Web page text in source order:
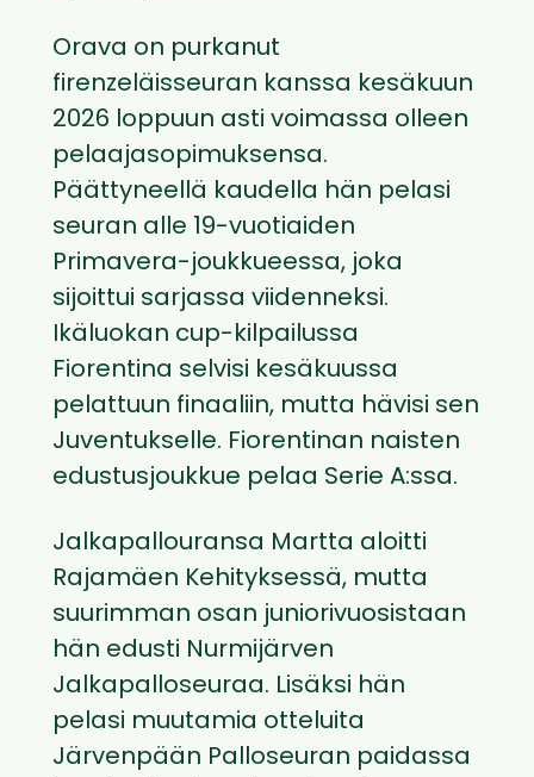
Orava on purkanut
firenzeläisseuran kanssa kesäkuun
2026 loppuun asti voimassa olleen
pelaajasopimuksensa.
Päättyneellä kaudella hän pelasi
seuran alle 19-vuotiaiden
Primavera-joukkueessa, joka
sijoittui sarjassa viidenneksi.
Ikäluokan cup-kilpailussa
Fiorentina selvisi kesäkuussa
pelattuun finaaliin, mutta hävisi sen
Juventukselle. Fiorentinan naisten
edustusjoukkue pelaa Serie A:ssa.
Jalkapallouransa Martta aloitti
Rajamäen Kehityksessä, mutta
suurimman osan juniorivuosistaan
hän edusti Nurmijärven
Jalkapalloseuraa. Lisäksi hän
pelasi muutamia otteluita
Järvenpään Palloseuran paidassa